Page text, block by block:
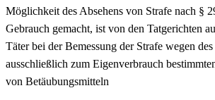
Möglichkeit des Absehens von Strafe nach §
Gebrauch gemacht, ist von den Tatgerichten
Täter bei der Bemessung der Strafe wegen
ausschließlich zum Eigenverbrauch
von Betäubungsmitteln